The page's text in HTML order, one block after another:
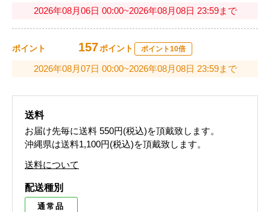
2026年08月06日 00:00~2026年08月08日 23:59まで
ポイント 157ポイント ポイント10倍
2026年08月07日 00:00~2026年08月08日 23:59まで
送料
お届け先毎に送料 550円(税込)を頂戴致します。
沖縄県は送料1,100円(税込)を頂戴致します。
送料について
配送種別
通常品